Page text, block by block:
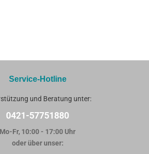
Service-Hotline
und Beratung unter:
0421-57751880
Mo-Fr, 10:00 - 17:00 Uhr
oder über unser: